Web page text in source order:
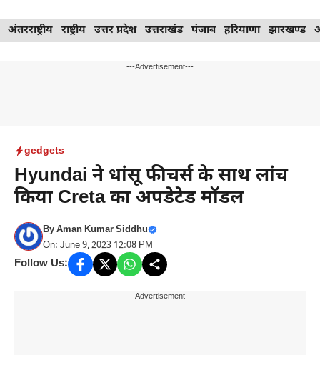
Skip
to
अंतरराष्ट्रीय राष्ट्रीय उत्तर प्रदेश उत्तराखंड पंजाब हरियाणा झारखण्ड
---Advertisement---
gedgets
Hyundai ने धांसू फीचर्स के साथ लांच
किया Creta का अपडेटेड मॉडल
ByAman Kumar Siddhu
On: June 9, 2023 12:08 PM
Follow Us:
---Advertisement---